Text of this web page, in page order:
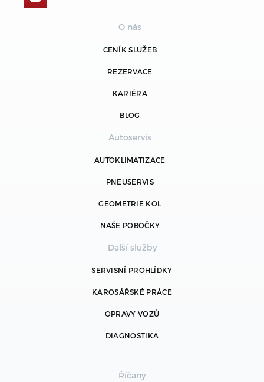
O nás
CENÍK SLUŽEB
REZERVACE
KARIÉRA
BLOG
Autoservis
AUTOKLIMATIZACE
PNEUSERVIS
GEOMETRIE KOL
NAŠE POBOČKY
Další služby
SERVISNÍ PROHLÍDKY
KAROSÁŘSKÉ PRÁCE
OPRAVY VOZŮ
DIAGNOSTIKA
Říčany